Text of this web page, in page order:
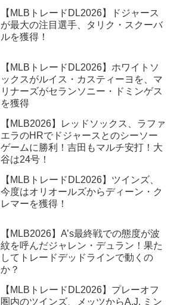
【MLBトレードDL2026】ドジャース
が最大の注目選手、タリク・スクーバ
ルを獲得！
【MLBトレードDL2026】ホワイトソ
ックスがルイス・カスティーヨを、マ
リナーズがセランソニー・ドミンゲス
を獲得
【MLB2026】レッドソックス、ラファ
エラのHRでドジャースとのシーソー
ゲームに勝利！吉田もマルチ安打！大
谷は24号！
【MLBトレードDL2026】ツインズ、
今度はオリオールズからディーン・ク
レマーを獲得！
【MLB2026】A’s最終戦での態度が波
紋を呼んだジャレン・デュラン！果た
してトレードデッドラインで動くの
か？
【MLBトレードDL2026】プレーオフ
圏内のツインズ、メッツからA.J. ミン